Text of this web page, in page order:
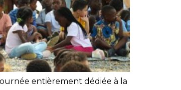
entièrement dédiée à la